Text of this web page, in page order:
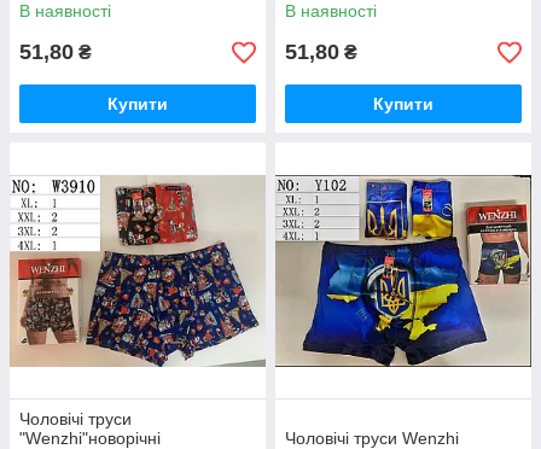
В наявності
51,80 ₴
Купити
В наявності
51,80 ₴
Купити
Чоловічі труси
"Wenzhi"новорічні
Чоловічі труси Wenzhi